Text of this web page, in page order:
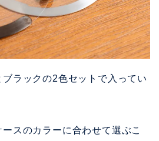
ラックの2色セットで入ってい
スのカラーに合わせて選ぶこ